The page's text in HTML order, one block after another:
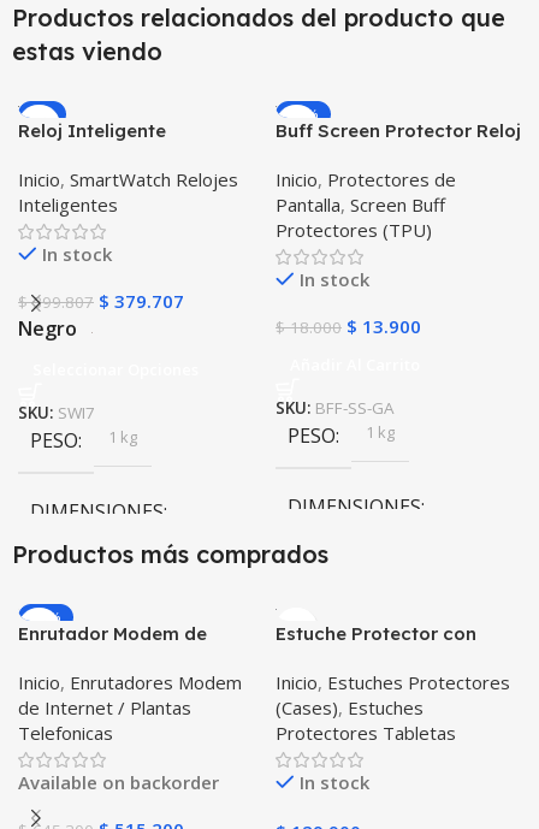
Productos relacionados del producto que
estas viendo
-5%
Reloj Inteligente
Incluye Pulso y Estuche
protector – GPS
Inicio, SmartWatch Relojes
Inteligentes
In stock
$399.807 $ 379.707
Negro
SKU: SWI7
PESO 1 kg
DIMENSIONES
COLOR Negro, Rosa
PULSO ADICIONAL
Goma , Metalizado
-23%
Buff Screen Protector Reloj
Samsung Galaxy Active
Inicio, Protectores de
Pantalla, Screen Buff
Protectores (TPU)
In stock
$18.000 $ 13.900
SKU: BFF-SS-GA
PESO 1 kg
DIMENSIONES
10 × 10 × 10 cm
Productos más comprados
-20%
Enrutador Modem de
Libre Todo Operador 4G
LTE SIMCARD
Inicio, Enrutadores Modem
de Internet / Plantas
Telefonicas
Available on backorder
Estuche Protector con
Tablet Samsung Galaxy
Tab A8 10.5 2021 – 2022
SM-x200 SM-x205 Anti
golpes con soporte
Inicio, Estuches Protectores
(Cases), Estuches
Protectores Tabletas
In stock